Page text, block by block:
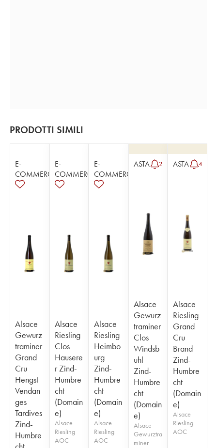
PRODOTTI SIMILI
E-
COMMERCE
Alsace
Gewurz
traminer
Grand
Cru
Hengst
Vendan
ges
Tardives
Zind-
Humbre
E-
COMMERCE
Alsace
Riesling
Clos
Hausere
r Zind-
Humbre
cht
(Domain
e)
Alsace
Riesling
AOC
E-
COMMERCE
Alsace
Riesling
Heimbo
urg
Zind-
Humbre
cht
(Domain
e)
Alsace
Riesling
AOC
ASTA 2
Alsace
Gewurz
traminer
Clos
Windsb
uhl
Zind-
Humbre
cht
(Domain
e)
Alsace
Gewurztra
miner
ASTA 4
Alsace
Riesling
Grand
Cru
Brand
Zind-
Humbre
cht
(Domain
e)
Alsace
Riesling
AOC